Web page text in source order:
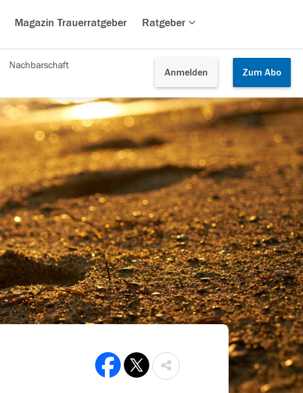
Magazin Trauerratgeber Ratgeber
Anmelden Zum Abo
Nachbarschaft